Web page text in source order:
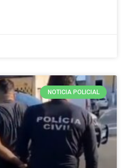
NOTICIA POLICIAL